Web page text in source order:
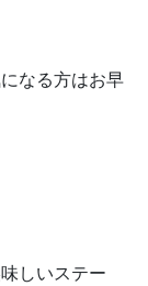
なる方はお早
しいステー